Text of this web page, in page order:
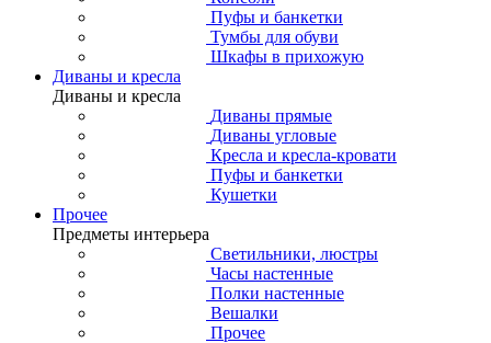
Пуфы и банкетки
Тумбы для обуви
Шкафы в прихожую
Диваны и кресла
Диваны и кресла
Диваны прямые
Диваны угловые
Кресла и кресла-кровати
Пуфы и банкетки
Кушетки
Прочее
Предметы интерьера
Светильники, люстры
Часы настенные
Полки настенные
Вешалки
Прочее